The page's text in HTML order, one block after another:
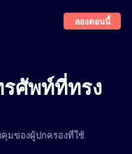
ลองตอนนี้
ศัพท์ที่ทรง
มของผู้ปกครองที่ใช้